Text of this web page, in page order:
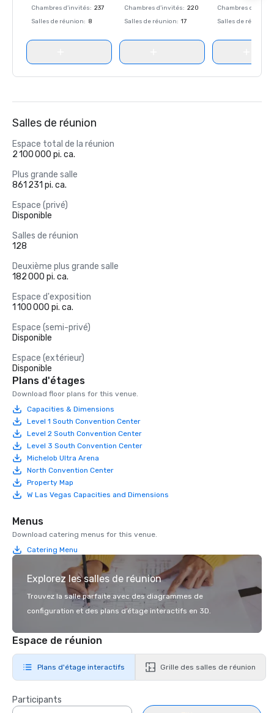
Chambres d'invités: 237
Salles de réunion: 8
Chambres d'invités: 220
Salles de réunion: 17
Chambres
Salles de réunion
Salles de réunion
Espace total de la réunion
2 100 000 pi. ca.
Plus grande salle
861 231 pi. ca.
Espace (privé)
Disponible
Salles de réunion
128
Deuxième plus grande salle
182 000 pi. ca.
Espace d'exposition
1 100 000 pi. ca.
Espace (semi-privé)
Disponible
Espace (extérieur)
Disponible
Plans d'étages
Download floor plans for this venue.
Capacities & Dimensions
Level 1 South Convention Center
Level 2 South Convention Center
Level 3 South Convention Center
Michelob Ultra Arena
North Convention Center
Property Map
W Las Vegas Capacities and Dimensions
Menus
Download catering menus for this venue.
Catering Menu
Explorez les salles de réunion
Trouvez la salle parfaite avec des diagrammes de
configuration et des plans d’étage interactifs en 3D.
Espace de réunion
Plans d'étage interactifs Grille des salles de réunion
Participants